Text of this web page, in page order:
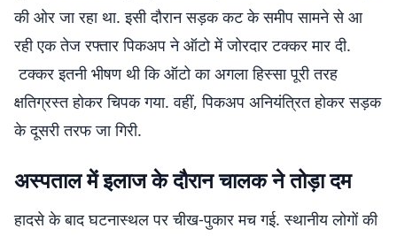
की ओर जा रहा था. इसी दौरान सड़क कट के समीप सामने से आ
रही एक तेज रफ्तार पिकअप ने ऑटो में जोरदार टक्कर मार दी.
टक्कर इतनी भीषण थी कि ऑटो का अगला हिस्सा पूरी तरह
क्षतिग्रस्त होकर चिपक गया. वहीं, पिकअप अनियंत्रित होकर सड़क
के दूसरी तरफ जा गिरी.
अस्पताल में इलाज के दौरान चालक ने तोड़ा दम
हादसे के बाद घटनास्थल पर चीख-पुकार मच गई. स्थानीय लोगों की